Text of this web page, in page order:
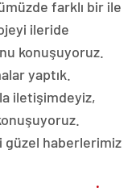
farklı bir ile
ileride
konuşuyoruz.
yaptık.
iletişimdeyiz,
güzel haberlerimiz